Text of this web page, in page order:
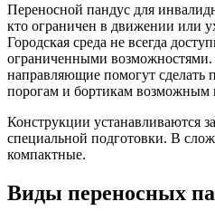
Переносной пандус для
кто ограничен в движении или
Городская среда не всегда
ограниченными
направляющие помогут сделать
порогам и бортикам возможным
Конструкции устанавливаются
специальной подготовки. В
компактные.
Виды переносных